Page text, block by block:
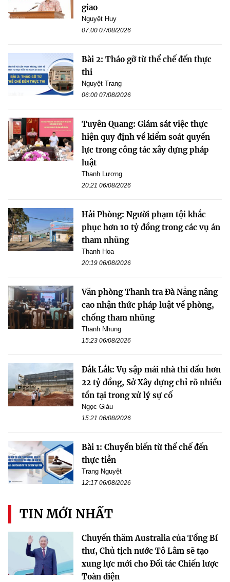
giao
Nguyệt Huy
07:00 07/08/2026
Bài 2: Tháo gỡ từ thể chế đến thực
thi
Nguyệt Trang
06:00 07/08/2026
Tuyên Quang: Giám sát việc thực
hiện quy định về kiểm soát quyền
lực trong công tác xây dựng pháp
luật
Thanh Lương
20:21 06/08/2026
Hải Phòng: Người phạm tội khắc
phục hơn 10 tỷ đồng trong các vụ án
tham nhũng
Thanh Hoa
20:19 06/08/2026
Văn phòng Thanh tra Đà Nẵng nâng
cao nhận thức pháp luật về phòng,
chống tham nhũng
Thanh Nhung
15:23 06/08/2026
Đắk Lắk: Vụ sập mái nhà thi đấu hơn
22 tỷ đồng, Sở Xây dựng chỉ rõ nhiều
tồn tại trong xử lý sự cố
Ngọc Giàu
15:21 06/08/2026
Bài 1: Chuyển biến từ thể chế đến
thực tiễn
Trang Nguyệt
12:17 06/08/2026
TIN MỚI NHẤT
Chuyến thăm Australia của Tổng Bí
thư, Chủ tịch nước Tô Lâm sẽ tạo
xung lực mới cho Đối tác Chiến lược
Toàn diện